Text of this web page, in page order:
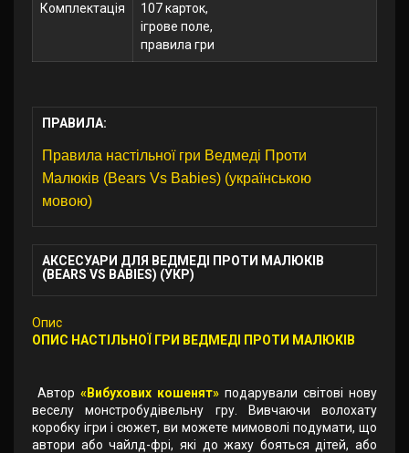
Комплектація
107 карток,
ігрове поле,
правила гри
ПРАВИЛА:
Правила настільної гри Ведмеді Проти
Малюків (Bears Vs Babies) (українською
мовою)
АКСЕСУАРИ ДЛЯ ВЕДМЕДІ ПРОТИ МАЛЮКІВ
(BEARS VS BABIES) (УКР)
Опис
ОПИС НАСТІЛЬНОЇ ГРИ ВЕДМЕДІ ПРОТИ МАЛЮКІВ
Автор «Вибухових кошенят» подарували світові нову
веселу монстробудівельну гру. Вивчаючи волохату
коробку ігри і сюжет, ви можете мимоволі подумати, що
автори або чайлд-фрі, які до жаху бояться дітей, або